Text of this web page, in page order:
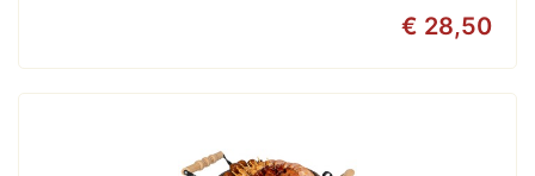
€ 28,50